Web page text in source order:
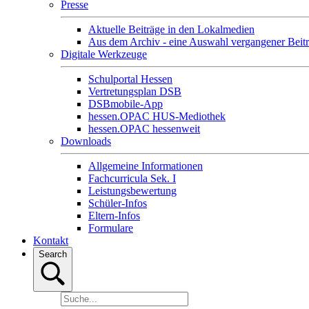
Presse
Aktuelle Beiträge in den Lokalmedien
Aus dem Archiv - eine Auswahl vergangener
Digitale Werkzeuge
Schulportal Hessen
Vertretungsplan DSB
DSBmobile-App
hessen.OPAC HUS-Mediothek
hessen.OPAC hessenweit
Downloads
Allgemeine Informationen
Fachcurricula Sek. I
Leistungsbewertung
Schüler-Infos
Eltern-Infos
Formulare
Kontakt
Search